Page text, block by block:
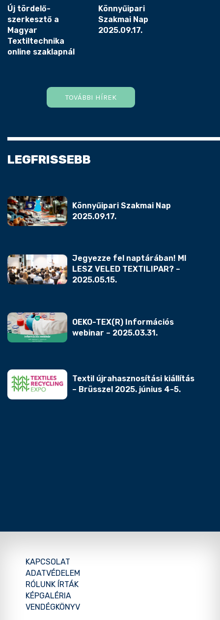
Új tördelő-
szerkesztő a
Magyar
Textiltechnika
online szaklapnál
Könnyűipari
Szakmai Nap
2025.09.17.
TOVÁBBI HÍREK
LEGFRISSEBB
Könnyűipari Szakmai Nap
2025.09.17.
Jegyezze fel naptárában! MI
LESZ VELED TEXTILIPAR? –
2025.05.15.
OEKO-TEX(R) Információs
webinar – 2025.03.31.
Textil újrahasznosítási kiállítás
– Brüsszel 2025. június 4-5.
KAPCSOLAT
ADATVÉDELEM
RÓLUNK ÍRTÁK
KÉPGALÉRIA
VENDÉGKÖNYV